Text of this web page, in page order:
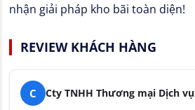
nhận giải pháp kho bãi toàn diện!
REVIEW KHÁCH HÀNG
C
Cty TNHH Thương mại Dịch vụ